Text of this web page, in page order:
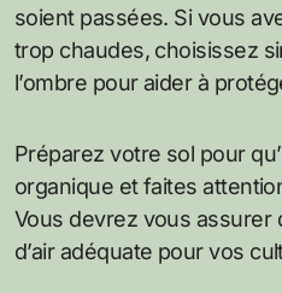
soient passées. Si vous
trop chaudes, choisissez
l’ombre pour aider à
Préparez votre sol pour
organique et faites
Vous devrez vous assurer
d’air adéquate pour vos